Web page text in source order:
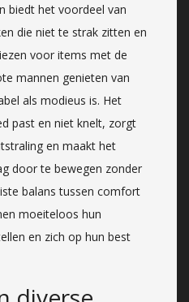
biedt het voordeel van
die niet te strak zitten en
voor items met de
mannen genieten van
als modieus is. Het
past en niet knelt, zorgt
en maakt het
door te bewegen zonder
balans tussen comfort
moeiteloos hun
en zich op hun best